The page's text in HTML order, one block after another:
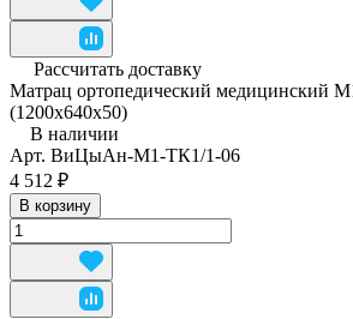
Рассчитать доставку
Матрац ортопедический медицинский
(1200x640x50)
В наличии
Арт. ВиЦыАн-М1-ТК1/1-06
4 512 ₽
В корзину